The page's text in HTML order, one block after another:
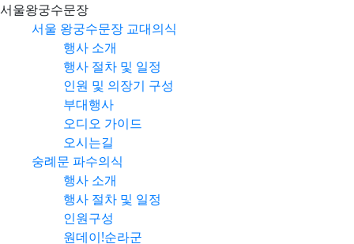
서울왕궁수문장
서울 왕궁수문장 교대의식
행사 소개
행사 절차 및 일정
인원 및 의장기 구성
부대행사
오디오 가이드
오시는길
숭례문 파수의식
행사 소개
행사 절차 및 일정
인원구성
원데이!순라군